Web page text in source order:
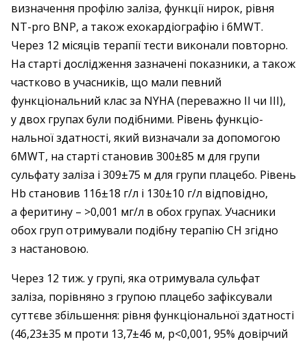
визначення профілю ­заліза, функції нирок, рівня
NT-pro BNP, а також ехокардіографію і 6MWT.
Через 12 місяців терапії ­тести ­виконали повторно.
На старті дослід­жен­ня зазначені показники, а також
частково в учасників, що мали певний
функціональний клас за NYHA (пере­важно ІІ чи ІІІ),
у двох групах були подіб­ними. Рівень функціо­
нальної здатності, який визначали за допомогою
6MWT, на старті становив 300±85 м для групи
сульфату заліза і 309±75 м для групи ­плацебо. Рівень
Hb становив 116±18 г/л і 130±10 г/л ­відповідно,
а феритину – >0,001 мг/л в обох групах. Учас­ники
обох груп отримували подібну терапію СН згідно
з настановою.
Через 12 тиж. у ­групі, яка ­отримувала сульфат
заліза, порів­няно з групою ­плацебо зафіксували
суттєве ­збільшення: ­рівня функціональної здатності
(46,23±35 м ­проти 13,7±46 м, p<0,001, 95% довірчий